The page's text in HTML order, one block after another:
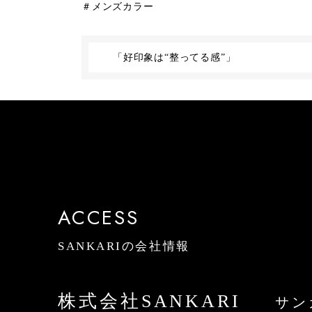
＃メンズカラー
「好印象は“整ってる感”」
ACCESS
SANKARIの会社情報
株式会社SANKARI サン